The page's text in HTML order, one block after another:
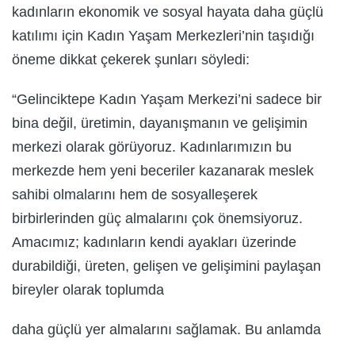
kadınların ekonomik ve sosyal hayata daha güçlü
katılımı için Kadın Yaşam Merkezleri’nin taşıdığı
öneme dikkat çekerek şunları söyledi:
“Gelinciktepe Kadın Yaşam Merkezi’ni sadece bir
bina değil, üretimin, dayanışmanın ve gelişimin
merkezi olarak görüyoruz. Kadınlarımızın bu
merkezde hem yeni beceriler kazanarak meslek
sahibi olmalarını hem de sosyalleşerek
birbirlerinden güç almalarını çok önemsiyoruz.
Amacımız; kadınların kendi ayakları üzerinde
durabildiği, üreten, gelişen ve gelişimini paylaşan
bireyler olarak toplumda
daha güçlü yer almalarını sağlamak. Bu anlamda